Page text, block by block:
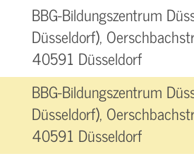
BBG-Bildungszentrum
Düsseldorf),
40591 Düsseldorf
BBG-Bildungszentrum
Düsseldorf),
40591 Düsseldorf